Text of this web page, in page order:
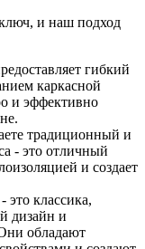
и наш подход
гибкий
каркасной
и эффективно
традиционный и
- это отличный
и создает
это классика,
дизайн и
обладают